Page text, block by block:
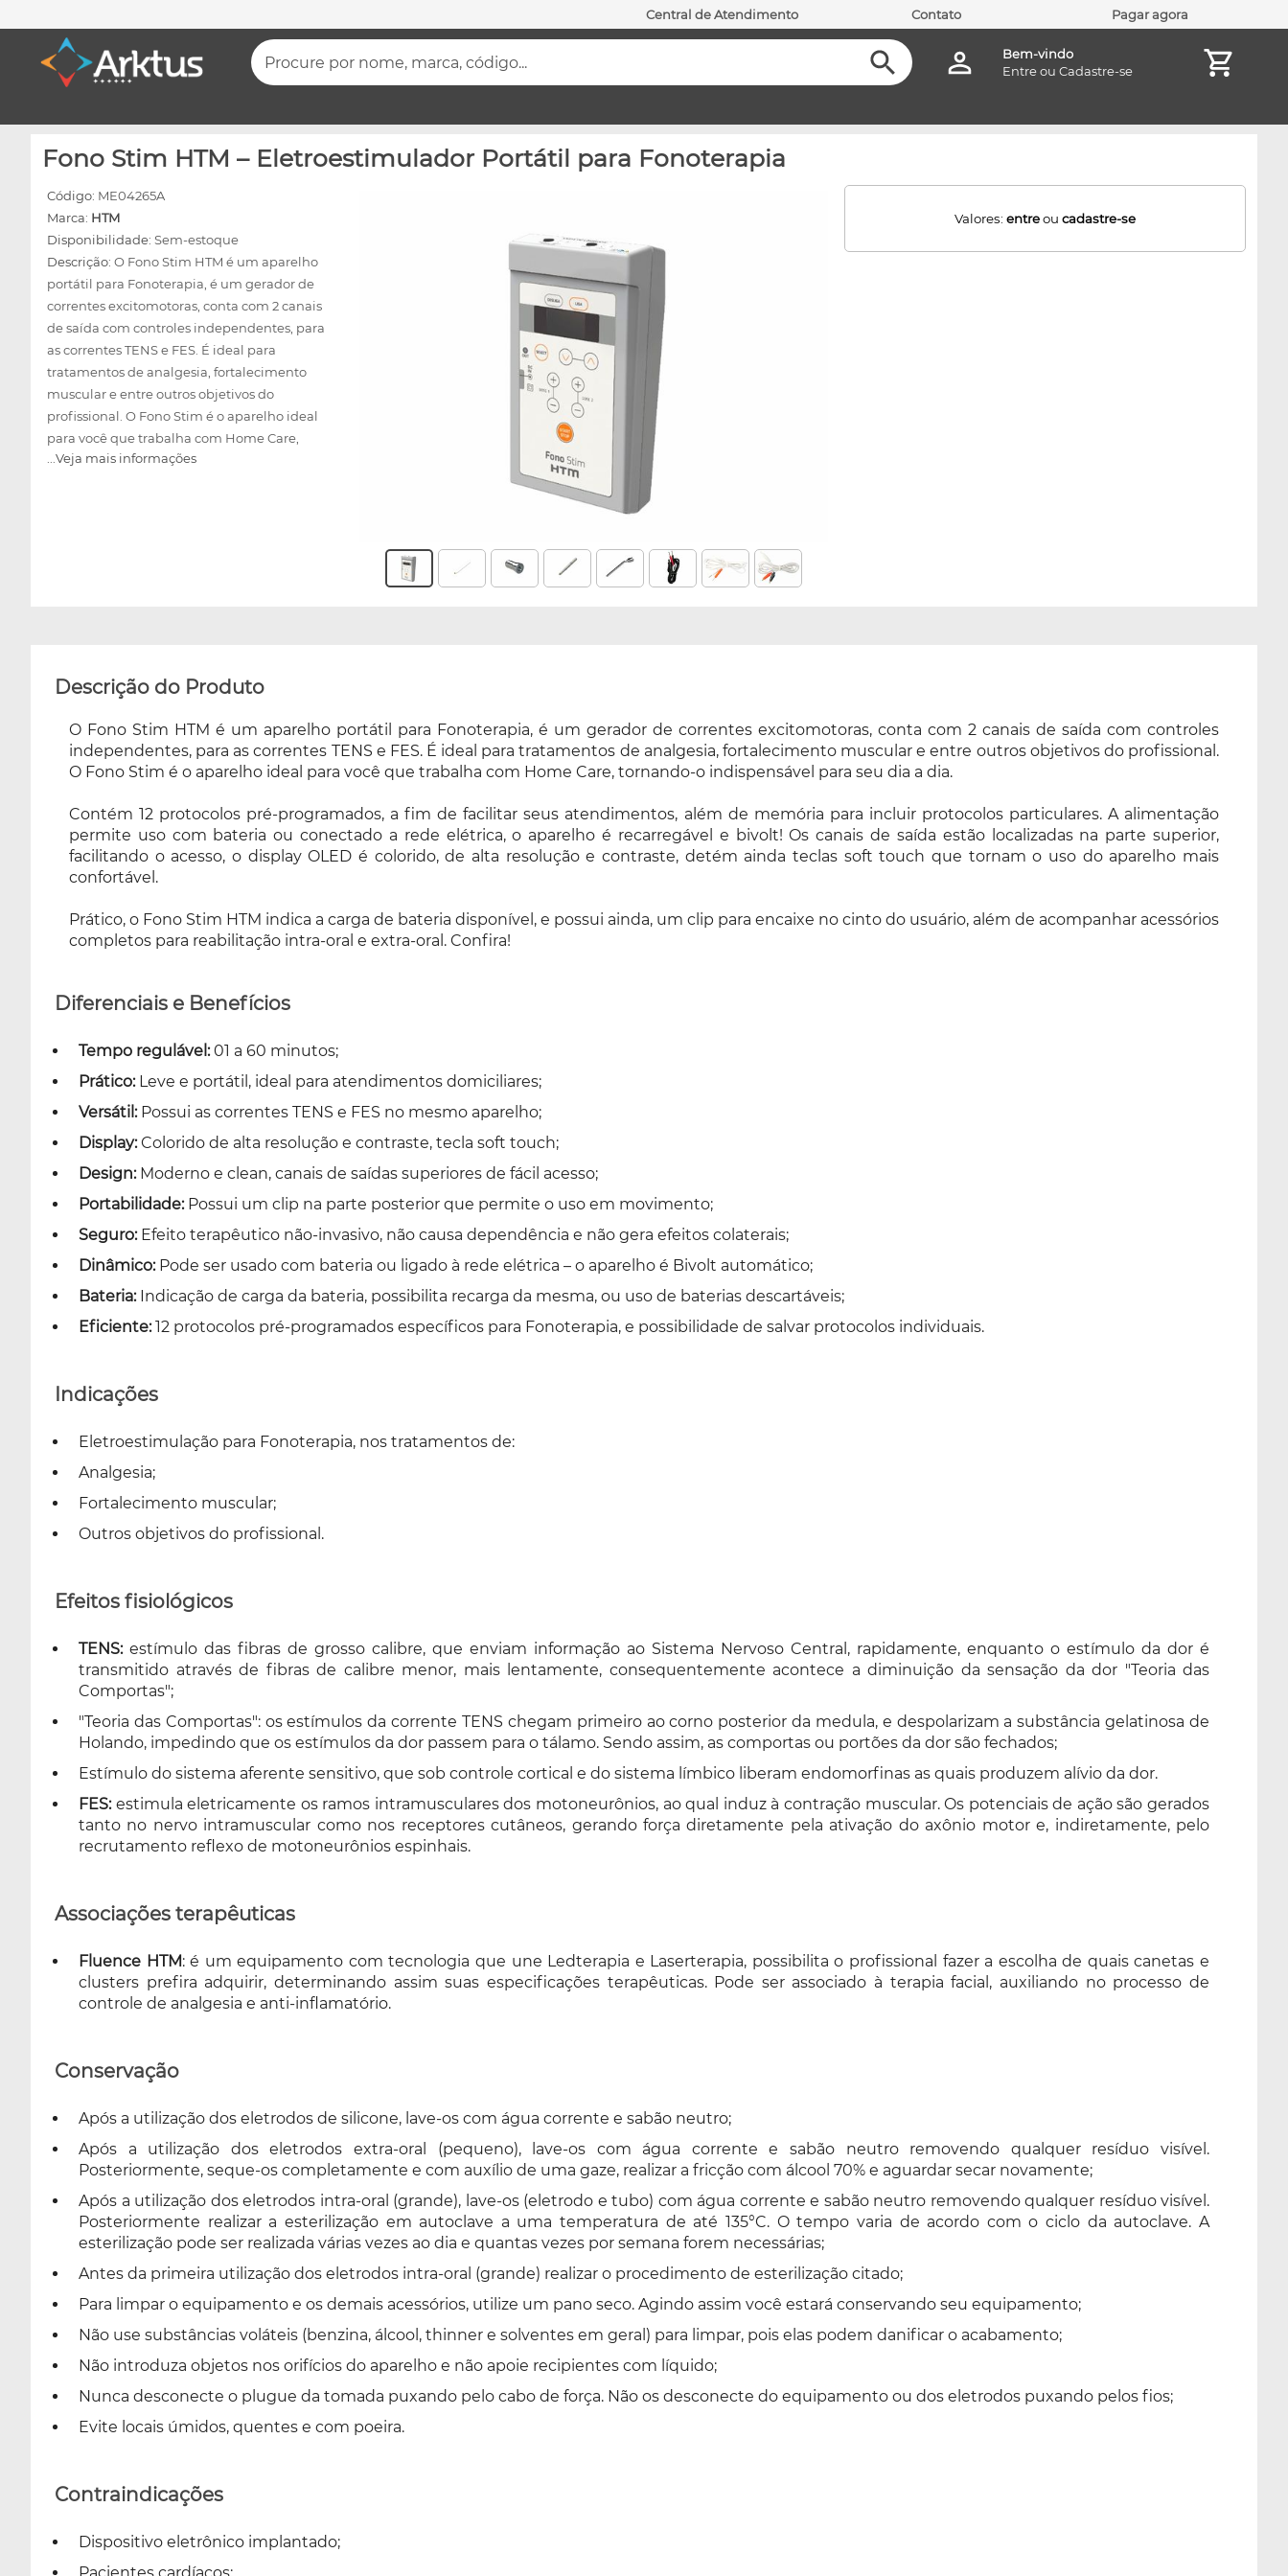
Central de Atendimento Contato Pagar agora
Procure por nome, marca, código...
Bem-vindo
Entreou Cadastre-se
Fono Stim HTM – Eletroestimulador Portátil para Fonoterapia
Código: ME04265A
Marca: HTM
Disponibilidade: Sem-estoque
Descrição: O Fono Stim HTM é um aparelho
portátil para Fonoterapia, é um gerador de
correntes excitomotoras, conta com 2 canais
de saída com controles independentes, para
as correntes TENS e FES. É ideal para
tratamentos de analgesia, fortalecimento
muscular e entre outros objetivos do
profissional. O Fono Stim é o aparelho ideal
para você que trabalha com Home Care,
tornando-o indispensável para seu dia a dia.
touch que tornam o uso do aparelho mais
confortável. Prático, o Fono Stim HTM indica a
carga de bateria disponível, e possui ainda,
um clip para encaixe no cinto do usuário,
além de acompanhar acessórios completos
Confira!
...Veja mais informações
Valores:entreoucadastre-se
Descrição do Produto
O Fono Stim HTM é um aparelho portátil para Fonoterapia, é um gerador de correntes excitomotoras, conta com 2 canais de saída com controles
independentes, para as correntes TENS e FES. É ideal para tratamentos de analgesia, fortalecimento muscular e entre outros objetivos do profissional.
O Fono Stim é o aparelho ideal para você que trabalha com Home Care, tornando-o indispensável para seu dia a dia.
Contém 12 protocolos pré-programados, a fim de facilitar seus atendimentos, além de memória para incluir protocolos particulares. A alimentação
permite uso com bateria ou conectado a rede elétrica, o aparelho é recarregável e bivolt! Os canais de saída estão localizadas na parte superior,
facilitando o acesso, o display OLED é colorido, de alta resolução e contraste, detém ainda teclas soft touch que tornam o uso do aparelho mais
confortável.
Prático, o Fono Stim HTM indica a carga de bateria disponível, e possui ainda, um clip para encaixe no cinto do usuário, além de acompanhar acessórios
completos para reabilitação intra-oral e extra-oral. Confira!
Diferenciais e Benefícios
Tempo regulável:01 a 60 minutos;
Prático:Leve e portátil, ideal para atendimentos domiciliares;
Versátil:Possui as correntes TENS e FES no mesmo aparelho;
Display:Colorido de alta resolução e contraste, tecla soft touch;
Design:Moderno e clean, canais de saídas superiores de fácil acesso;
Portabilidade:Possui um clip na parte posterior que permite o uso em movimento;
Seguro:Efeito terapêutico não-invasivo, não causa dependência e não gera efeitos colaterais;
Dinâmico:Pode ser usado com bateria ou ligado à rede elétrica – o aparelho é Bivolt automático;
Bateria:Indicação de carga da bateria, possibilita recarga da mesma, ou uso de baterias descartáveis;
Eficiente:12 protocolos pré-programados específicos para Fonoterapia, e possibilidade de salvar protocolos individuais.
Indicações
Eletroestimulação para Fonoterapia, nos tratamentos de:
Analgesia;
Fortalecimento muscular;
Outros objetivos do profissional.
Efeitos fisiológicos
TENS:estímulo das fibras de grosso calibre, que enviam informação ao Sistema Nervoso Central, rapidamente, enquanto o estímulo da dor é
transmitido através de fibras de calibre menor, mais lentamente, consequentemente acontece a diminuição da sensação da dor "Teoria das
Comportas";
"Teoria das Comportas": os estímulos da corrente TENS chegam primeiro ao corno posterior da medula, e despolarizam a substância gelatinosa de
Holando, impedindo que os estímulos da dor passem para o tálamo. Sendo assim, as comportas ou portões da dor são fechados;
Estímulo do sistema aferente sensitivo, que sob controle cortical e do sistema límbico liberam endomorfinas as quais produzem alívio da dor.
FES:estimula eletricamente os ramos intramusculares dos motoneurônios, ao qual induz à contração muscular. Os potenciais de ação são gerados
tanto no nervo intramuscular como nos receptores cutâneos, gerando força diretamente pela ativação do axônio motor e, indiretamente, pelo
recrutamento reflexo de motoneurônios espinhais.
Associações terapêuticas
Fluence HTM: é um equipamento com tecnologia que une Ledterapia e Laserterapia, possibilita o profissional fazer a escolha de quais canetas e
clusters prefira adquirir, determinando assim suas especificações terapêuticas. Pode ser associado à terapia facial, auxiliando no processo de
controle de analgesia e anti-inflamatório.
Conservação
Após a utilização dos eletrodos de silicone, lave-os com água corrente e sabão neutro;
Após a utilização dos eletrodos extra-oral (pequeno), lave-os com água corrente e sabão neutro removendo qualquer resíduo visível.
Posteriormente, seque-os completamente e com auxílio de uma gaze, realizar a fricção com álcool 70% e aguardar secar novamente;
Após a utilização dos eletrodos intra-oral (grande), lave-os (eletrodo e tubo) com água corrente e sabão neutro removendo qualquer resíduo visível.
Posteriormente realizar a esterilização em autoclave a uma temperatura de até 135°C. O tempo varia de acordo com o ciclo da autoclave. A
esterilização pode ser realizada várias vezes ao dia e quantas vezes por semana forem necessárias;
Antes da primeira utilização dos eletrodos intra-oral (grande) realizar o procedimento de esterilização citado;
Para limpar o equipamento e os demais acessórios, utilize um pano seco. Agindo assim você estará conservando seu equipamento;
Não use substâncias voláteis (benzina, álcool, thinner e solventes em geral) para limpar, pois elas podem danificar o acabamento;
Não introduza objetos nos orifícios do aparelho e não apoie recipientes com líquido;
Nunca desconecte o plugue da tomada puxando pelo cabo de força. Não os desconecte do equipamento ou dos eletrodos puxando pelos fios;
Evite locais úmidos, quentes e com poeira.
Contraindicações
Dispositivo eletrônico implantado;